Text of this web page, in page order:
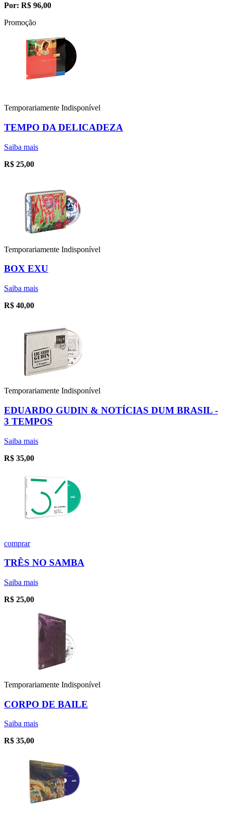
Por: R$ 96,00
Promoção
Temporariamente Indisponível
TEMPO DA DELICADEZA
Saiba mais
R$ 25,00
Temporariamente Indisponível
BOX EXU
Saiba mais
R$ 40,00
Temporariamente Indisponível
EDUARDO GUDIN & NOTÍCIAS DUM BRASIL -
3 TEMPOS
Saiba mais
R$ 35,00
comprar
TRÊS NO SAMBA
Saiba mais
R$ 25,00
Temporariamente Indisponível
CORPO DE BAILE
Saiba mais
R$ 35,00